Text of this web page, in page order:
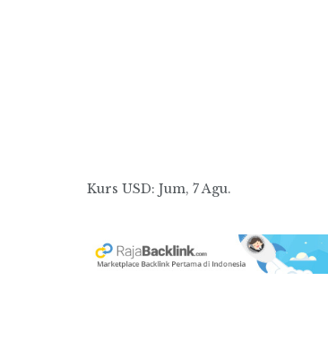
Kurs USD: Jum, 7 Agu.